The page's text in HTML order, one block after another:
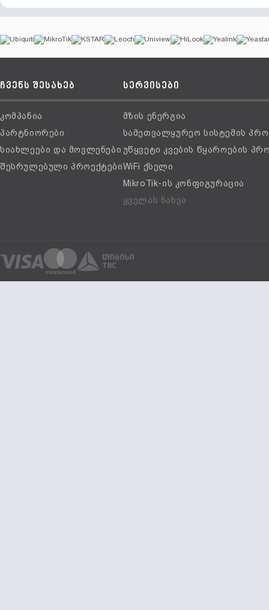
ჩვენს შესახებ
კომპანია
პარტნიორები
სიახლეები და მოვლენები
შესრულებული პროექტები
სერვისები
მზის ენერგია
სამეთვალყურეო სისტემის
უწყვეტი კვების წყაროების
WiFi ქსელი
MikroTik-ის კონფიგურაცია
ყველას ნახვა